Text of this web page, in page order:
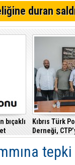
su kesintisi!
"Kıbrıs sorunu, KKTC
duran
bıçaklı
Kıbrıs Türk
Derneği,
tepki